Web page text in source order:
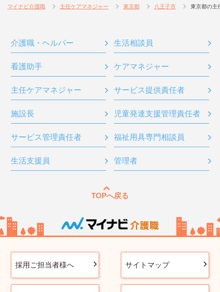
マイナビ介護職 主任ケアマネジャー 東京都 八王子市 東京都の主
介護職・ヘルパー 生活相談員
看護助手 ケアマネジャー
主任ケアマネジャー サービス提供責任者
施設長 児童発達支援管理責任者
サービス管理責任者 福祉用具専門相談員
生活支援員 管理者
TOPへ戻る
採用ご担当者様へ サイトマップ